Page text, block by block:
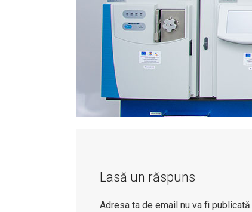
Lasă un răspuns
Adresa ta de email nu va fi publicată.